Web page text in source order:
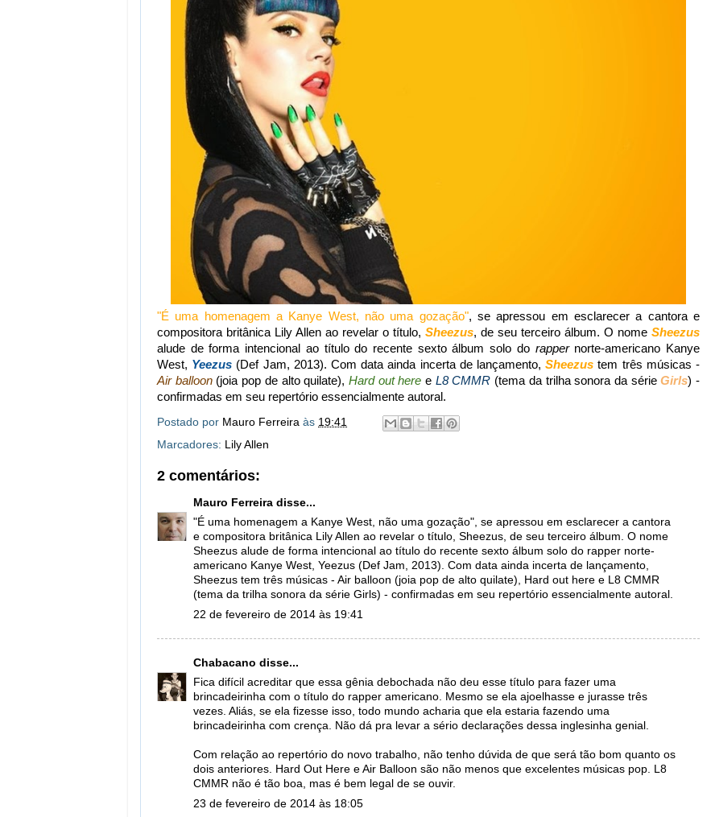
"É uma homenagem a Kanye West, não uma gozação", se apressou em esclarecer a cantora e
compositora britânica Lily Allen ao revelar o título, Sheezus, de seu terceiro álbum. O nome Sheezus
alude de forma intencional ao título do recente sexto álbum solo do rappernorte-americano Kanye
West, Yeezus (Def Jam, 2013). Com data ainda incerta de lançamento,Sheezus tem três músicas -
Air balloon (joia pop de alto quilate), Hard out here e L8 CMMR (tema da trilha sonora da sérieGirls) -
confirmadas em seu repertório essencialmente autoral.
Postado por Mauro Ferreira às 19:41
Marcadores: Lily Allen
2 comentários:
Mauro Ferreira disse...
"É uma homenagem a Kanye West, não uma gozação", se apressou em esclarecer a cantora
e compositora britânica Lily Allen ao revelar o título, Sheezus, de seu terceiro álbum. O nome
Sheezus alude de forma intencional ao título do recente sexto álbum solo do rapper norte-
americano Kanye West, Yeezus (Def Jam, 2013). Com data ainda incerta de lançamento,
Sheezus tem três músicas - Air balloon (joia pop de alto quilate), Hard out here e L8 CMMR
(tema da trilha sonora da série Girls) - confirmadas em seu repertório essencialmente autoral.
22 de fevereiro de 2014 às 19:41
Chabacano disse...
Fica difícil acreditar que essa gênia debochada não deu esse título para fazer uma
brincadeirinha com o título do rapper americano. Mesmo se ela ajoelhasse e jurasse três
vezes. Aliás, se ela fizesse isso, todo mundo acharia que ela estaria fazendo uma
brincadeirinha com crença. Não dá pra levar a sério declarações dessa inglesinha genial.
Com relação ao repertório do novo trabalho, não tenho dúvida de que será tão bom quanto os
dois anteriores. Hard Out Here e Air Balloon são não menos que excelentes músicas pop. L8
CMMR não é tão boa, mas é bem legal de se ouvir.
23 de fevereiro de 2014 às 18:05